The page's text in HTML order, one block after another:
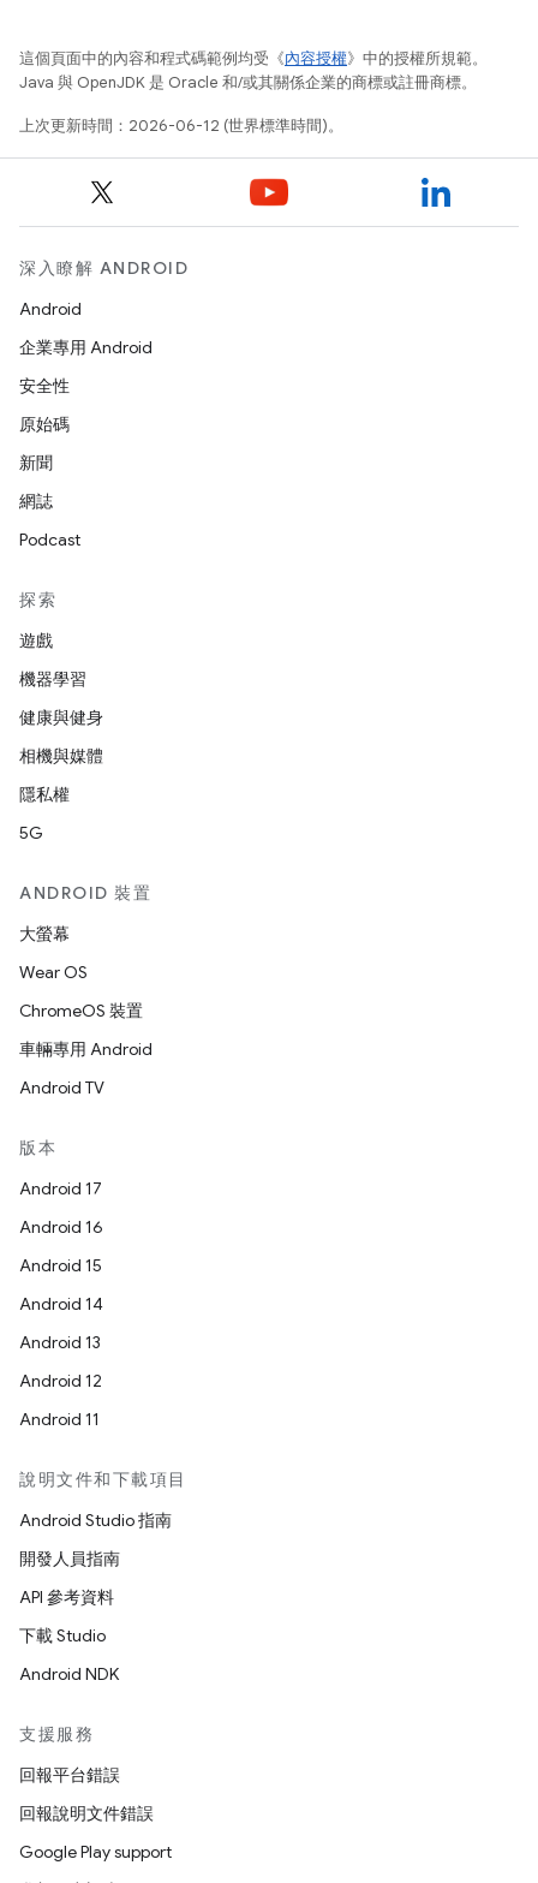
這個頁面中的內容和程式碼範例均受《內容授權》中的授權所規範。
Java 與 OpenJDK 是 Oracle 和/或其關係企業的商標或註冊商標。
上次更新時間：2026-06-12 (世界標準時間)。
深入瞭解 ANDROID
Android
企業專用 Android
安全性
原始碼
新聞
網誌
Podcast
探索
遊戲
機器學習
健康與健身
相機與媒體
隱私權
5G
ANDROID 裝置
大螢幕
Wear OS
ChromeOS 裝置
車輛專用 Android
Android TV
版本
Android 17
Android 16
Android 15
Android 14
Android 13
Android 12
Android 11
說明文件和下載項目
Android Studio 指南
開發人員指南
API 參考資料
下載 Studio
Android NDK
支援服務
回報平台錯誤
回報說明文件錯誤
Google Play support